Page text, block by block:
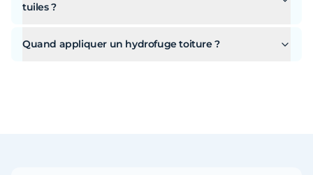
tuiles ?
Quand appliquer un hydrofuge toiture ?